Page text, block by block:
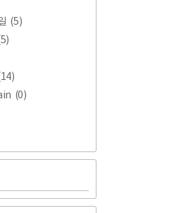
(5)
(0)